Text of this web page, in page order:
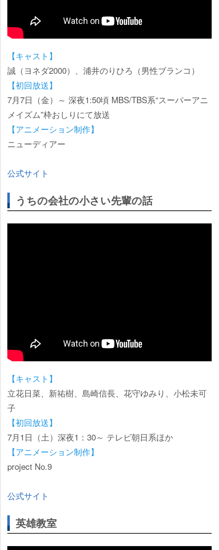
【キャスト】
誠（ヨネダ2000）、浦井のりひろ（男性ブランコ）
【初回放送】
7月7日（金）～ 深夜1:50頃 MBS/TBS系“スーパーアニ
メイズム”枠おしりにて放送
【アニメーション制作】
ニューディアー
公式サイト
うちの会社の小さい先輩の話
【キャスト】
立花日菜、新祐樹、島崎信長、花守ゆみり、小松未可
子
【初回放送】
7月1日（土）深夜1：30～ テレビ朝日系ほか
【アニメーション制作】
project No.9
公式サイト
英雄教室